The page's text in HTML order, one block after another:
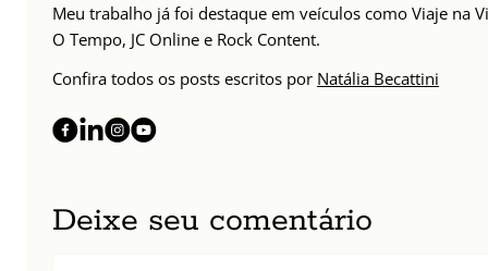
Meu trabalho já foi destaque em veículos como Viaje na
O Tempo, JC Online e Rock Content.
Confira todos os posts escritos por Natália Becattini
Deixe seu comentário